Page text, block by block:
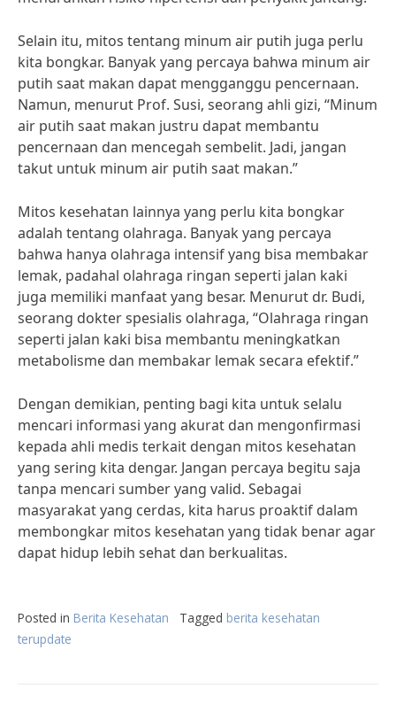
Selain itu, mitos tentang minum air putih juga perlu
kita bongkar. Banyak yang percaya bahwa minum air
putih saat makan dapat mengganggu pencernaan.
Namun, menurut Prof. Susi, seorang ahli gizi, “Minum
air putih saat makan justru dapat membantu
pencernaan dan mencegah sembelit. Jadi, jangan
takut untuk minum air putih saat makan.”
Mitos kesehatan lainnya yang perlu kita bongkar
adalah tentang olahraga. Banyak yang percaya
bahwa hanya olahraga intensif yang bisa membakar
lemak, padahal olahraga ringan seperti jalan kaki
juga memiliki manfaat yang besar. Menurut dr. Budi,
seorang dokter spesialis olahraga, “Olahraga ringan
seperti jalan kaki bisa membantu meningkatkan
metabolisme dan membakar lemak secara efektif.”
Dengan demikian, penting bagi kita untuk selalu
mencari informasi yang akurat dan mengonfirmasi
kepada ahli medis terkait dengan mitos kesehatan
yang sering kita dengar. Jangan percaya begitu saja
tanpa mencari sumber yang valid. Sebagai
masyarakat yang cerdas, kita harus proaktif dalam
membongkar mitos kesehatan yang tidak benar agar
dapat hidup lebih sehat dan berkualitas.
Posted in Berita Kesehatan Tagged berita kesehatan
terupdate